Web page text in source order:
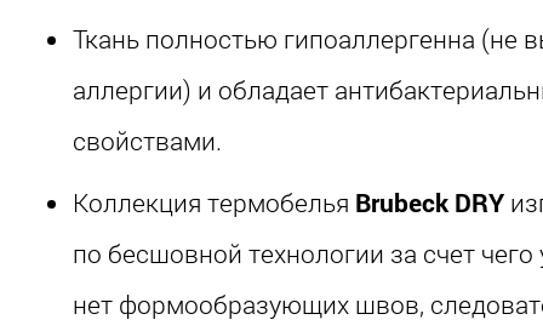
Ткань полностью гипоаллергенна (не
аллергии) и обладает
свойствами.
Коллекция термобелья Brubeck DRY
по бесшовной технологии за счет
нет формообразующих швов,